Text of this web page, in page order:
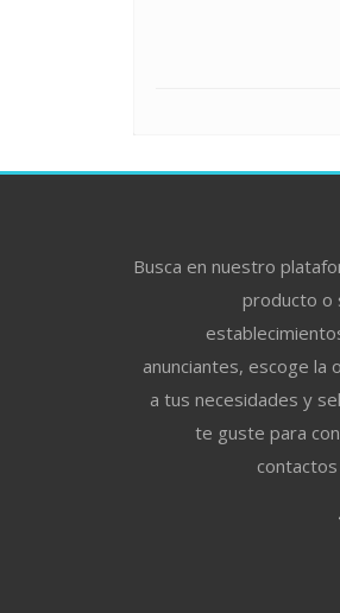
Busca en nuestro
producto o
anunciantes, escoge
a tus necesidades y
te guste para